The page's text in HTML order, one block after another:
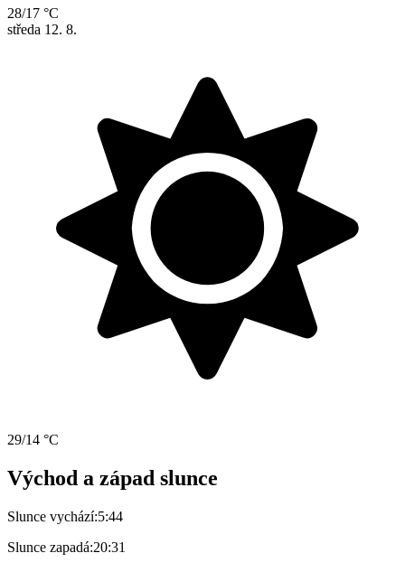
28/17 °C
středa 12. 8.
29/14 °C
Východ a západ slunce
Slunce vychází:5:44
Slunce zapadá:20:31